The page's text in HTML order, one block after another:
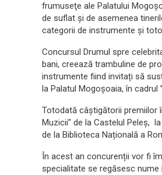
frumuseţe ale Palatului
de suflat și de asemenea
categorii de instrumente și
Concursul Drumul spre
bani, creează trambuline de
instrumente fiind invitați să
la Palatul Mogoşoaia, în cadrul
Totodată câștigătorii premiilor
Muzicii” de la Castelul Peleş,
de la Biblioteca Națională a
În acest an concurenții vor fi
specialitate se regăsesc